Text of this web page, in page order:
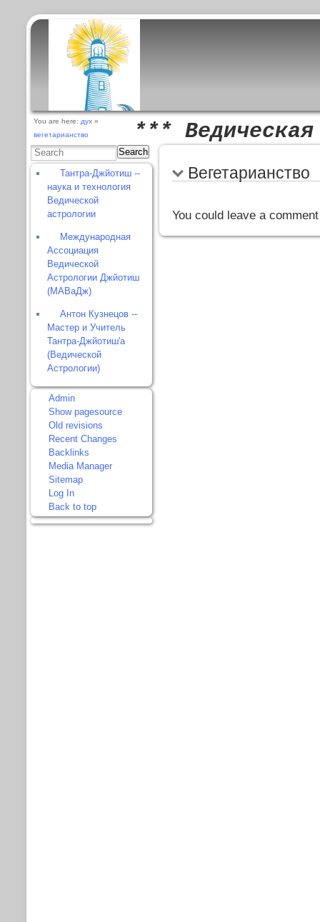
***
You are here:дух »
вегетарианство
Search
Тантра-Джйотиш --
наука и технология
Ведической
астрологии
Международная
Ассоциация
Ведической
Астрологии Джйотиш
(МАВаДж)
Антон Кузнецов --
Мастер и Учитель
Тантра-Джйотиш'а
(Ведической
Астрологии)
Admin
Show pagesource
Old revisions
Recent Changes
Backlinks
Media Manager
Sitemap
Log In
Back to top
Вегетарианство
You could leave a